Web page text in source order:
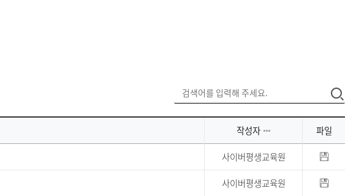
작성자
파일
사이버평생교육원
사이버평생교육원